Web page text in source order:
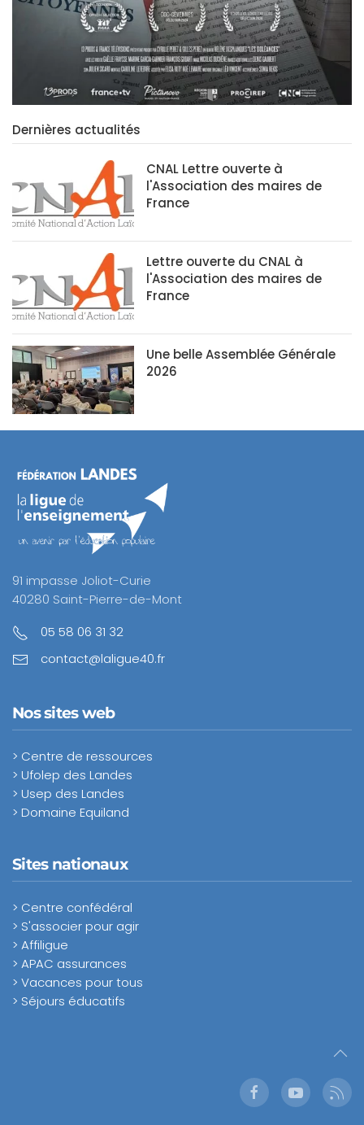
Dernières actualités
CNAL Lettre ouverte à
l'Association des maires de
France
Lettre ouverte du CNAL à
l'Association des maires de
France
Une belle Assemblée Générale
2026
91 impasse Joliot-Curie
40280 Saint-Pierre-de-Mont
05 58 06 31 32
contact@laligue40.fr
Nos sites web
> Centre de ressources
> Ufolep des Landes
> Usep des Landes
> Domaine Equiland
Sites nationaux
> Centre confédéral
> S'associer pour agir
> Affiligue
> APAC assurances
> Vacances pour tous
> Séjours éducatifs